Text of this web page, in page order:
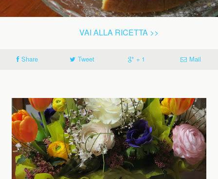
VAI ALLA RICETTA >>
Share Tweet + 1 Mail